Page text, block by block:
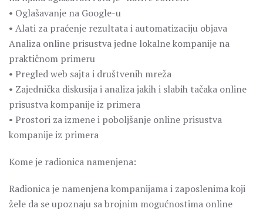
• Oglašavanje na Google-u
• Alati za praćenje rezultata i automatizaciju objava
Analiza online prisustva jedne lokalne kompanije na
praktičnom primeru
• Pregled web sajta i društvenih mreža
• Zajednička diskusija i analiza jakih i slabih tačaka online
prisustva kompanije iz primera
• Prostori za izmene i poboljšanje online prisustva
kompanije iz primera
Kome je radionica namenjena:
Radionica je namenjena kompanijama i zaposlenima koji
žele da se upoznaju sa brojnim mogućnostima online